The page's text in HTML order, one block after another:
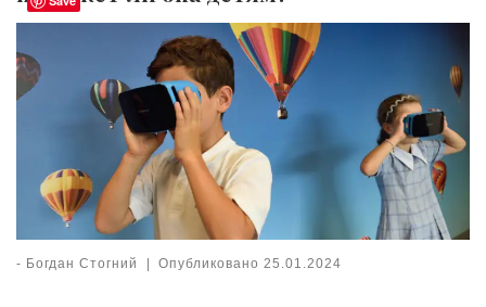
- Богдан Стогний | Опубликовано 25.01.2024